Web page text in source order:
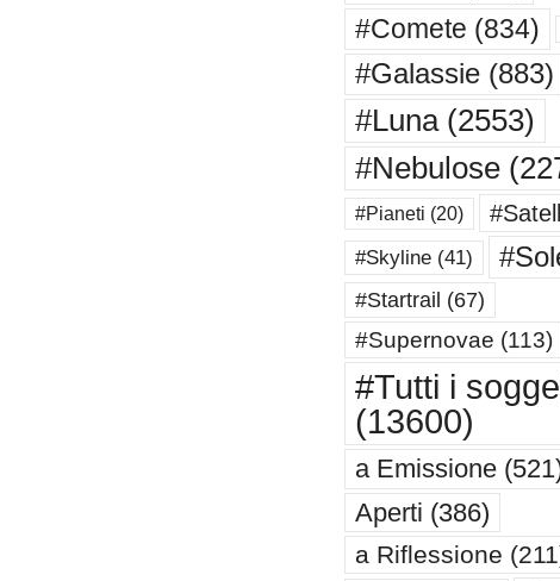
#Comete (834)
#Galassie(883)
#Luna(2553)
#Nebulose
#Pianeti (20)
#Skyline(41)
#Startrail (67)
#Supernovae (113)
#Tutti i
(13600)
a Emissione
Aperti (386)
a Riflessione